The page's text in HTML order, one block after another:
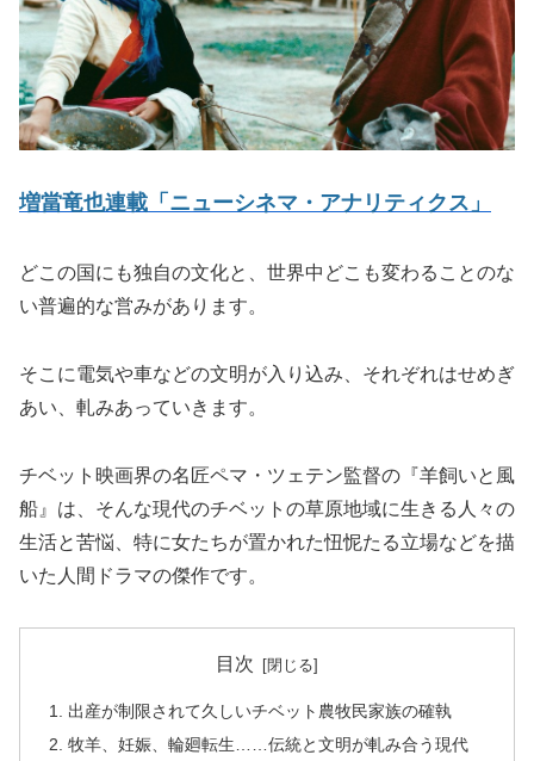
増當竜也連載「ニューシネマ・アナリティクス」
どこの国にも独自の文化と、世界中どこも変わることのな
い普遍的な営みがあります。
そこに電気や車などの文明が入り込み、それぞれはせめぎ
あい、軋みあっていきます。
チベット映画界の名匠ペマ・ツェテン監督の『羊飼いと風
船』は、そんな現代のチベットの草原地域に生きる人々の
生活と苦悩、特に女たちが置かれた忸怩たる立場などを描
いた人間ドラマの傑作です。
目次
出産が制限されて久しいチベット農牧民家族の確執
牧羊、妊娠、輪廻転生……伝統と文明が軋み合う現代